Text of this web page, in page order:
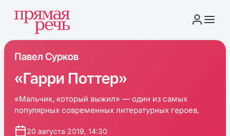
Павел Сурков
«Гарри Поттер»
«Мальчик, который выжил» — один из самых
популярных современных литературных героев,
20 августа 2019, 14:30